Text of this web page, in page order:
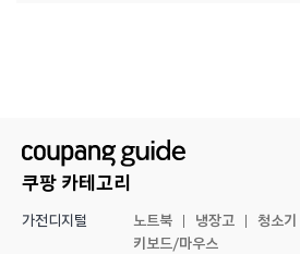
쿠팡 카테고리
가전디지털 노트북 냉장고 청소기
키보드/마우스